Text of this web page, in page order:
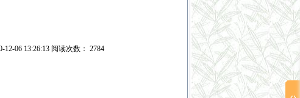
06 13:26:13 阅读次数： 2784